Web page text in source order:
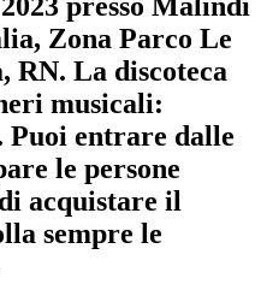
presso Malindi
Zona Parco Le
RN. La discoteca
musicali:
Puoi entrare dalle
le persone
acquistare il
sempre le